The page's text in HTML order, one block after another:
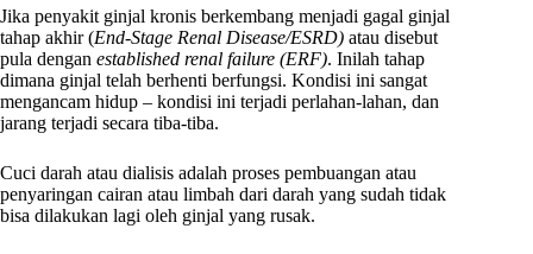
Jika penyakit ginjal kronis berkembang menjadi gagal ginjal
tahap akhir (End-Stage Renal Disease/ESRD) atau disebut
pula dengan established renal failure (ERF). Inilah tahap
dimana ginjal telah berhenti berfungsi. Kondisi ini sangat
mengancam hidup – kondisi ini terjadi perlahan-lahan, dan
jarang terjadi secara tiba-tiba.
Cuci darah atau dialisis adalah proses pembuangan atau
penyaringan cairan atau limbah dari darah yang sudah tidak
bisa dilakukan lagi oleh ginjal yang rusak.